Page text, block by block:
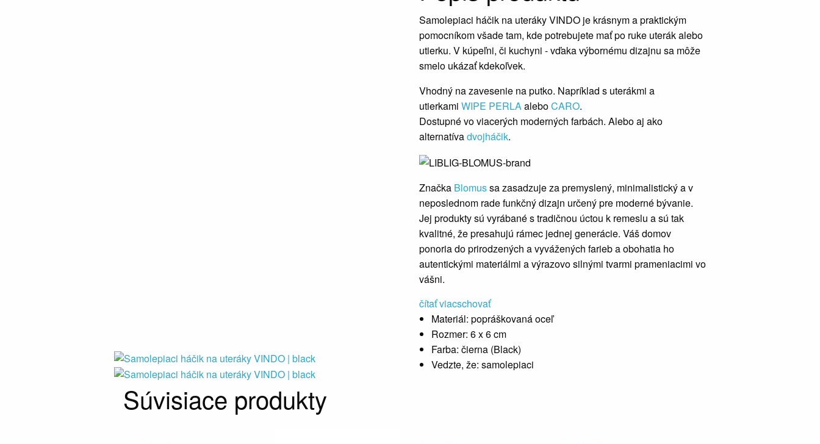
Samolepiaci háčik na uteráky VINDO je krásnym a praktickým
pomocníkom všade tam, kde potrebujete mať po ruke uterák alebo
utierku. V kúpeľni, či kuchyni - vďaka výbornému dizajnu sa môže
smelo ukázať kdekoľvek.
Vhodný na zavesenie na putko. Napríklad s uterákmi a
utierkami WIPE PERLAaleboCARO.
Dostupné vo viacerých moderných farbách. Alebo aj ako
alternatívadvojháčik.
Značka Blomussa zasadzuje za premyslený, minimalistický a v
neposlednom rade funkčný dizajn určený pre moderné bývanie.
Jej produkty sú vyrábané s tradičnou úctou k remeslu a sú tak
kvalitné, že presahujú rámec jednej generácie. Váš domov
ponoria do prirodzených a vyvážených farieb a obohatia ho
autentickými materiálmi a výrazovo silnými tvarmi prameniacimi vo
vášni.
čítať viacschovať
Materiál: popráškovaná oceľ
Rozmer: 6 x 6 cm
Farba: čierna (Black)
Vedzte, že: samolepiaci
Súvisiace produkty